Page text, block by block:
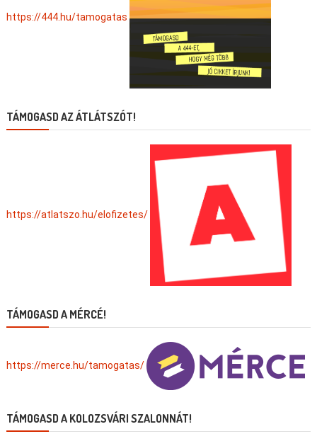
https://444.hu/tamogatas
TÁMOGASD AZ ÁTLÁTSZÓT!
https://atlatszo.hu/elofizetes/
TÁMOGASD A MÉRCÉ!
https://merce.hu/tamogatas/
TÁMOGASD A KOLOZSVÁRI SZALONNÁT!